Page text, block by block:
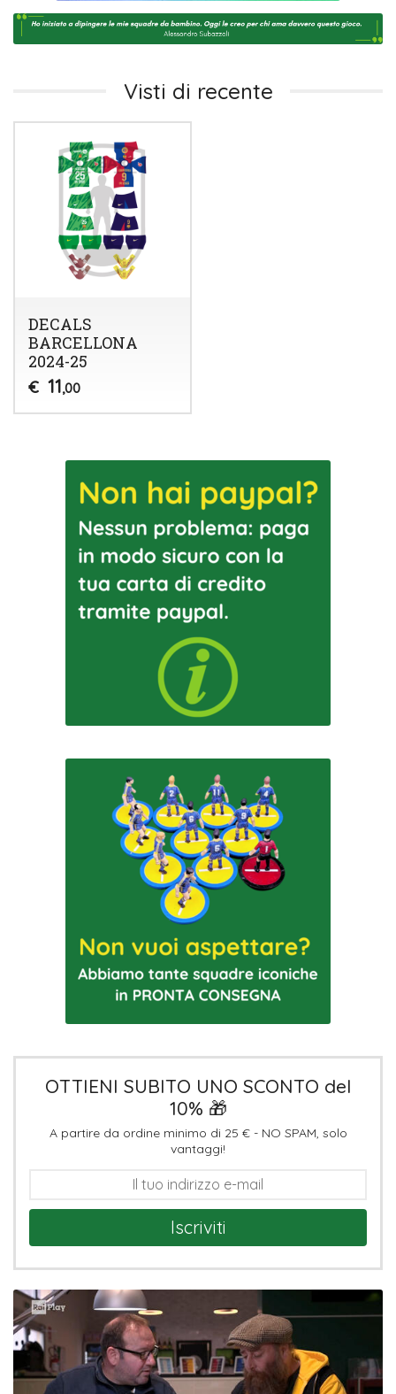
Visti di recente
DECALS
BARCELLONA
2024-25
€ 11,00
OTTIENI SUBITO UNO SCONTO del
10% 🎁
A partire da ordine minimo di 25 € - NO SPAM, solo
vantaggi!
Iscriviti